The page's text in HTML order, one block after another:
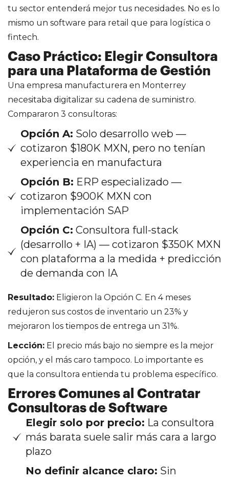
tu sector entenderá mejor tus necesidades. No es lo
mismo un software para retail que para logística o
fintech.
Caso Práctico: Elegir Consultora
para una Plataforma de Gestión
Una empresa manufacturera en Monterrey
necesitaba digitalizar su cadena de suministro.
Compararon 3 consultoras:
Opción A: Solo desarrollo web —
cotizaron $180K MXN, pero no tenían
experiencia en manufactura
Opción B: ERP especializado —
cotizaron $900K MXN con
implementación SAP
Opción C: Consultora full-stack
(desarrollo + IA) — cotizaron $350K MXN
con plataforma a la medida + predicción
de demanda con IA
Resultado: Eligieron la Opción C. En 4 meses
redujeron sus costos de inventario un 23% y
mejoraron los tiempos de entrega un 31%.
Lección: El precio más bajo no siempre es la mejor
opción, y el más caro tampoco. Lo importante es
que la consultora entienda tu problema específico.
Errores Comunes al Contratar
Consultoras de Software
Elegir solo por precio: La consultora
más barata suele salir más cara a largo
plazo
No definir alcance claro: Sin